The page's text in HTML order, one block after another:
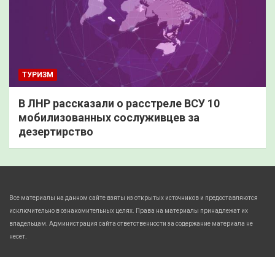
ТУРИЗМ
В ЛНР рассказали о расстреле ВСУ 10
мобилизованных сослуживцев за
дезертирство
Все материалы на данном сайте взяты из открытых источников и предоставляются
исключительно в ознакомительных целях. Права на материалы принадлежат их
владельцам. Администрация сайта ответственности за содержание материала не
несет.